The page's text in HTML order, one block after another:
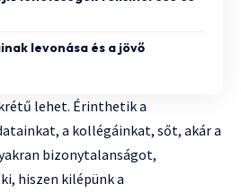
levonása és a jövő
lehet. Érinthetik a
a kollégáinkat, sőt, akár a
bizonytalanságot,
hiszen kilépünk a